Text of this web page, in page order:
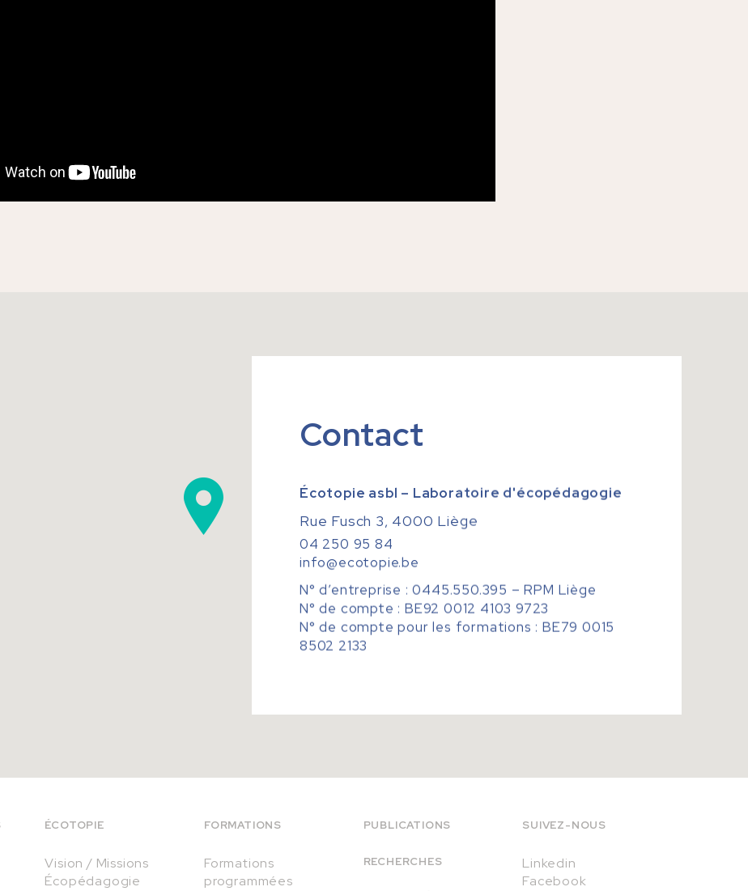
Contact
Écotopie asbl – Laboratoire d'écopédagogie
Rue Fusch 3, 4000 Liège
04 250 95 84
info@ecotopie.be
N° d’entreprise : 0445.550.395 – RPM Liège
N° de compte : BE92 0012 4103 9723
N° de compte pour les formations : BE79 0015
8502 2133
ÉCOTOPIE
Vision / Missions
Écopédagogie
FORMATIONS
Formations
programmées
PUBLICATIONS
RECHERCHES
SUIVEZ-NOUS
Linkedin
Facebook